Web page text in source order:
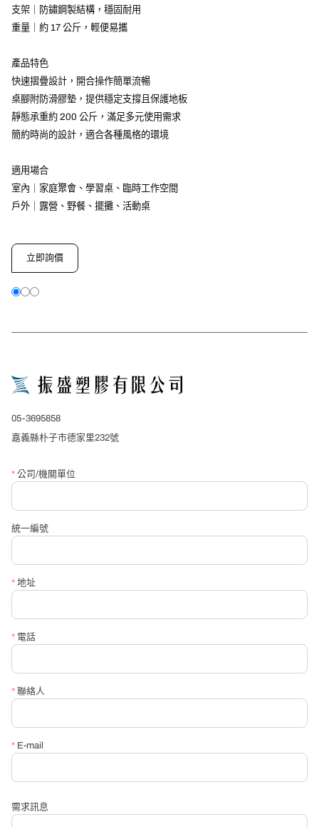
支架｜防鏽鋼製結構，穩固耐用
重量｜約 17 公斤，輕便易攜
產品特色
快速摺疊設計，開合操作簡單流暢
桌腳附防滑膠墊，提供穩定支撐且保護地板
靜態承重約 200 公斤，滿足多元使用需求
簡約時尚的設計，適合各種風格的環境
適用場合
室內｜家庭聚會、學習桌、臨時工作空間
戶外｜露營、野餐、擺攤、活動桌
立即詢價
close
*公司/單位名稱
*請必填詢問內容
05-3695858
嘉義縣朴子市德家里232號
* 公司/機關單位
統一編號
* 地址
* 電話
* 聯絡人
* E-mail
需求訊息